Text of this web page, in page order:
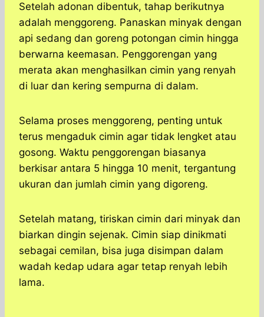
Setelah adonan dibentuk, tahap berikutnya
adalah menggoreng. Panaskan minyak dengan
api sedang dan goreng potongan cimin hingga
berwarna keemasan. Penggorengan yang
merata akan menghasilkan cimin yang renyah
di luar dan kering sempurna di dalam.
Selama proses menggoreng, penting untuk
terus mengaduk cimin agar tidak lengket atau
gosong. Waktu penggorengan biasanya
berkisar antara 5 hingga 10 menit, tergantung
ukuran dan jumlah cimin yang digoreng.
Setelah matang, tiriskan cimin dari minyak dan
biarkan dingin sejenak. Cimin siap dinikmati
sebagai cemilan, bisa juga disimpan dalam
wadah kedap udara agar tetap renyah lebih
lama.